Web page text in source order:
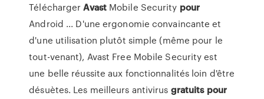
TéléchargerAvastMobile Security pour
Android ... D'une ergonomie convaincante et
d'une utilisation plutôt simple (même pour le
tout-venant), Avast Free Mobile Security est
une belle réussite aux fonctionnalités loin d'être
désuètes. Les meilleurs antivirus gratuits pour